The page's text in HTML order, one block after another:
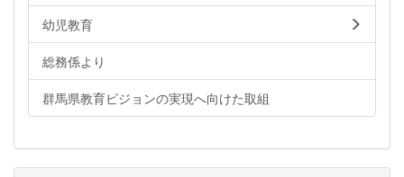
幼児教育
総務係より
群馬県教育ビジョンの実現へ向けた取組